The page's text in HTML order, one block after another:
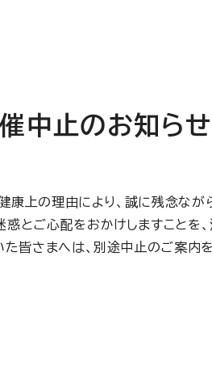
中止のお知らせ
康上の理由により、誠に残念な
ご心配をおかけしますことを、
皆さまへは、別途中止のご案内